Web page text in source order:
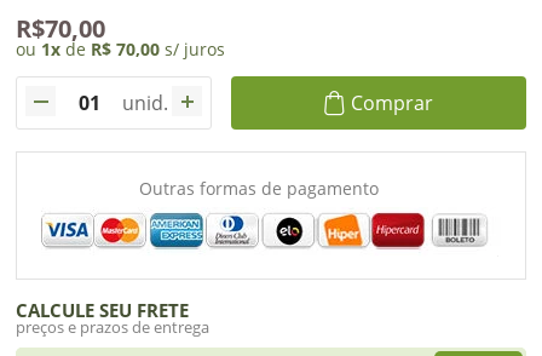
R$70,00
ou 1x de R$ 70,00 s/ juros
unid. Comprar
Outras formas de pagamento
CALCULE SEU FRETE
preços e prazos de entrega